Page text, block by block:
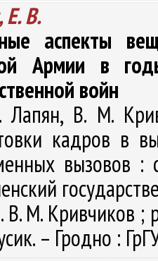
Е. В.
аспекты
Армии в
войн
В. М.
кадров в
вызовов :
В. М. Кривчиков ;
– Гродно :